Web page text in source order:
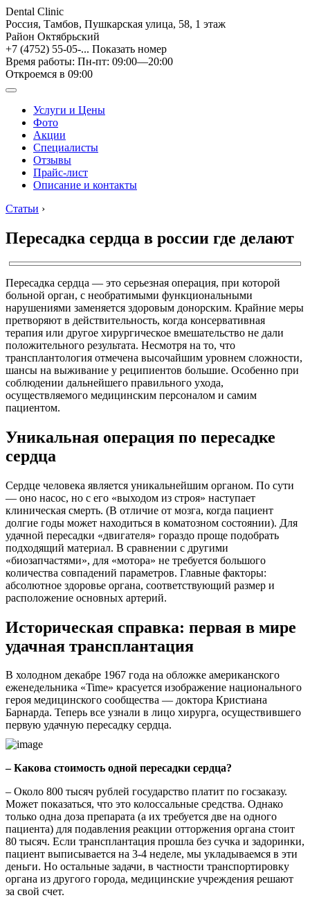
Dental Clinic
Россия, Тамбов, Пушкарская улица, 58, 1 этаж
Район Октябрьский
+7 (4752) 55-05-... Показать номер
Время работы: Пн-пт: 09:00—20:00
Откроемся в 09:00
Услуги и Цены
Фото
Акции
Специалисты
Отзывы
Прайс-лист
Описание и контакты
Статьи ›
Пересадка сердца в россии где делают
Пересадка сердца — это серьезная операция, при которой
больной орган, с необратимыми функциональными
нарушениями заменяется здоровым донорским. Крайние меры
претворяют в действительность, когда консервативная
терапия или другое хирургическое вмешательство не дали
положительного результата. Несмотря на то, что
трансплантология отмечена высочайшим уровнем сложности,
шансы на выживание у реципиентов большие. Особенно при
соблюдении дальнейшего правильного ухода,
осуществляемого медицинским персоналом и самим
пациентом.
Уникальная операция по пересадке
сердца
Сердце человека является уникальнейшим органом. По сути
— оно насос, но с его «выходом из строя» наступает
клиническая смерть. (В отличие от мозга, когда пациент
долгие годы может находиться в коматозном состоянии). Для
удачной пересадки «двигателя» гораздо проще подобрать
подходящий материал. В сравнении с другими
«биозапчастями», для «мотора» не требуется большого
количества совпадений параметров. Главные факторы:
абсолютное здоровье органа, соответствующий размер и
расположение основных артерий.
Историческая справка: первая в мире
удачная трансплантация
В холодном декабре 1967 года на обложке американского
еженедельника «Time» красуется изображение национального
героя медицинского сообщества — доктора Кристиана
Барнарда. Теперь все узнали в лицо хирурга, осуществившего
первую удачную пересадку сердца.
– Какова стоимость одной пересадки сердца?
– Около 800 тысяч рублей государство платит по госзаказу.
Может показаться, что это колоссальные средства. Однако
только одна доза препарата (а их требуется две на одного
пациента) для подавления реакции отторжения органа стоит
80 тысяч. Если трансплантация прошла без сучка и задоринки,
пациент выписывается на 3-4 неделе, мы укладываемся в эти
деньги. Но остальные задачи, в частности транспортировку
органа из другого города, медицинские учреждения решают
за свой счет.